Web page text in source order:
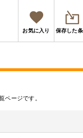
お気に入り 保存した
ページです。